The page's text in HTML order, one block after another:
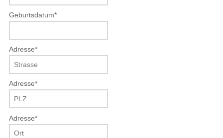
Geburtsdatum*
Adresse*
Adresse*
Adresse*